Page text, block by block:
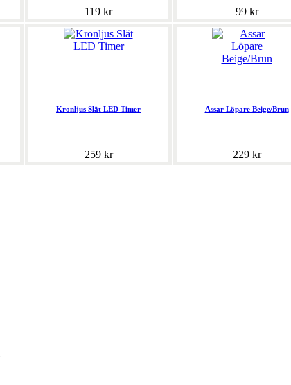
119 kr 99 kr
Kronljus Slät LED Timer
259 kr
Assar Löpare Beige/Brun
229 kr